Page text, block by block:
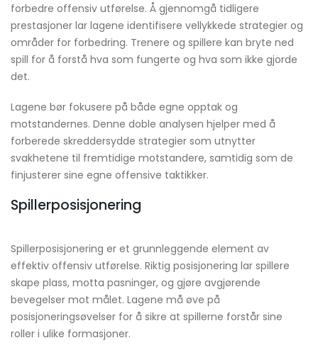
forbedre offensiv utførelse. Å gjennomgå tidligere
prestasjoner lar lagene identifisere vellykkede strategier og
områder for forbedring. Trenere og spillere kan bryte ned
spill for å forstå hva som fungerte og hva som ikke gjorde
det.
Lagene bør fokusere på både egne opptak og
motstandernes. Denne doble analysen hjelper med å
forberede skreddersydde strategier som utnytter
svakhetene til fremtidige motstandere, samtidig som de
finjusterer sine egne offensive taktikker.
Spillerposisjonering
Spillerposisjonering er et grunnleggende element av
effektiv offensiv utførelse. Riktig posisjonering lar spillere
skape plass, motta pasninger, og gjøre avgjørende
bevegelser mot målet. Lagene må øve på
posisjoneringsøvelser for å sikre at spillerne forstår sine
roller i ulike formasjoner.